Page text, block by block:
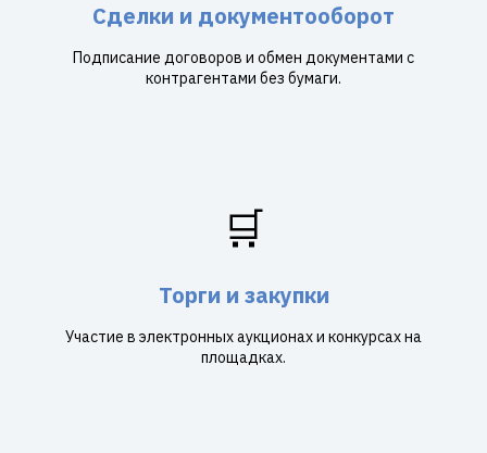
Сделки и документооборот
Подписание договоров и обмен документами с
контрагентами без бумаги.
🛒
Торги и закупки
Участие в электронных аукционах и конкурсах на
площадках.